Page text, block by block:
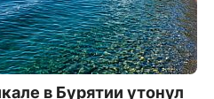
в Бурятии утонул